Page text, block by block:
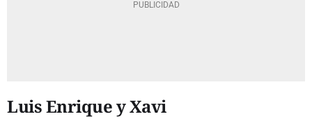
Luis Enrique y Xavi